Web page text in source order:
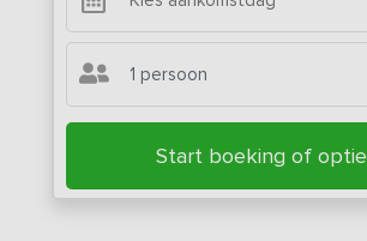
1 persoon
Start boeking of optie